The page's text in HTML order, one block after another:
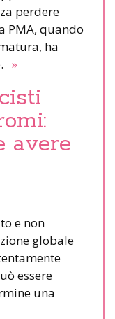
perdere
PMA, quando
ha
»
avere
e non
globale
essere
una